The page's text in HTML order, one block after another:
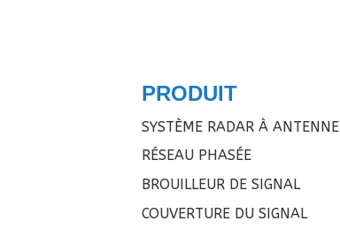
PRODUIT
SYSTÈME RADAR À ANTENNE
RÉSEAU PHASÉE
BROUILLEUR DE SIGNAL
COUVERTURE DU SIGNAL